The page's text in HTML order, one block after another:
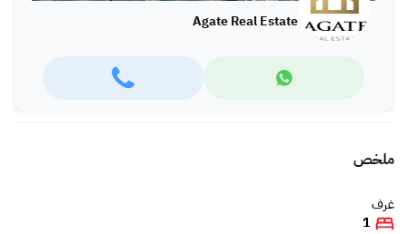
Agate Real Estate
ملخص
غرف
1